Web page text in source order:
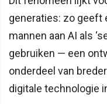
generaties: zo geeft
mannen aan AI als
gebruiken — een
onderdeel van
digitale technologie